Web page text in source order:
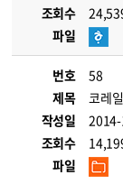
조회수
파일
번호
58
제목
코레
작성일
조회수
파일